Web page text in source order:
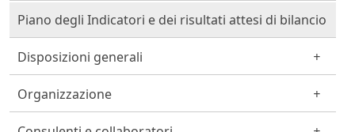
Piano degli Indicatori e dei risultati attesi di bilancio
Disposizioni generali
Organizzazione